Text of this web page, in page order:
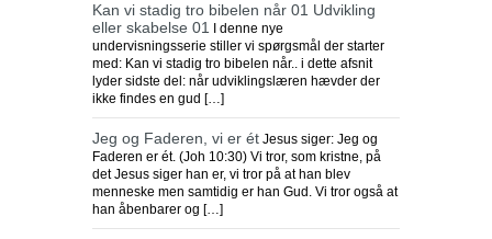
Kan vi stadig tro bibelen når 01 Udvikling
eller skabelse 01
I denne nye
undervisningsserie stiller vi spørgsmål der starter
med: Kan vi stadig tro bibelen når.. i dette afsnit
lyder sidste del: når udviklingslæren hævder der
ikke findes en gud […]
Jeg og Faderen, vi er ét Jesus siger: Jeg og
Faderen er ét. (Joh 10:30) Vi tror, som kristne, på
det Jesus siger han er, vi tror på at han blev
menneske men samtidig er han Gud. Vi tror også at
han åbenbarer og […]